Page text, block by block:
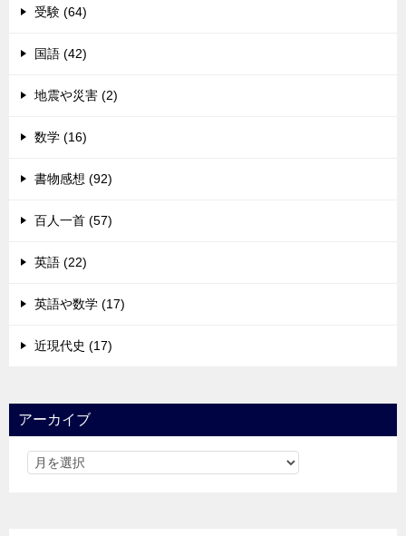
受験 (64)
国語 (42)
地震や災害 (2)
数学 (16)
書物感想 (92)
百人一首 (57)
英語 (22)
英語や数学 (17)
近現代史 (17)
アーカイブ